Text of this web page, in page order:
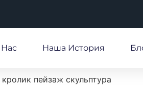
Наша История
пейзаж скульптура